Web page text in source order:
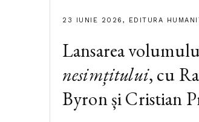
23 IUNIE 2026, EDITURA
Lansarea
nesimțitului, cu
Byron și Cristian